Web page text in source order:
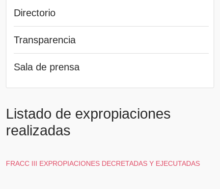
Directorio
Transparencia
Sala de prensa
Listado de expropiaciones
realizadas
FRACC III EXPROPIACIONES DECRETADAS Y EJECUTADAS